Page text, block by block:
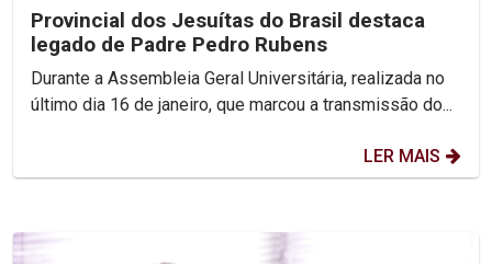
Provincial dos Jesuítas do Brasil destaca
legado de Padre Pedro Rubens
Durante a Assembleia Geral Universitária, realizada no
último dia 16 de janeiro, que marcou a transmissão do...
LER MAIS